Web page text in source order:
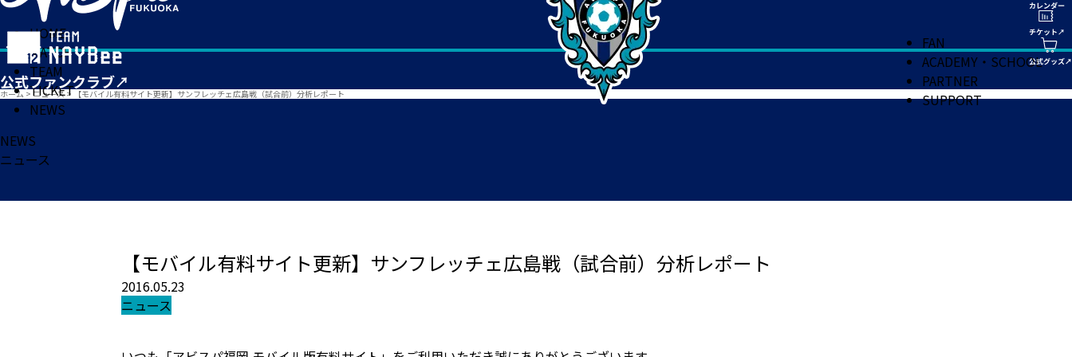
HOME
MATCH
TEAM
TICKET
NEWS
FAN
ACADEMY・SCHOOL
PARTNER
SUPPORT
ホーム > ニュース> 【モバイル有料サイト更新】サンフレッチェ広島戦（試合前）分析レポート
NEWS
ニュース
【モバイル有料サイト更新】サンフレッチェ広島戦（試合前）分析レポート
2016.05.23
ニュース